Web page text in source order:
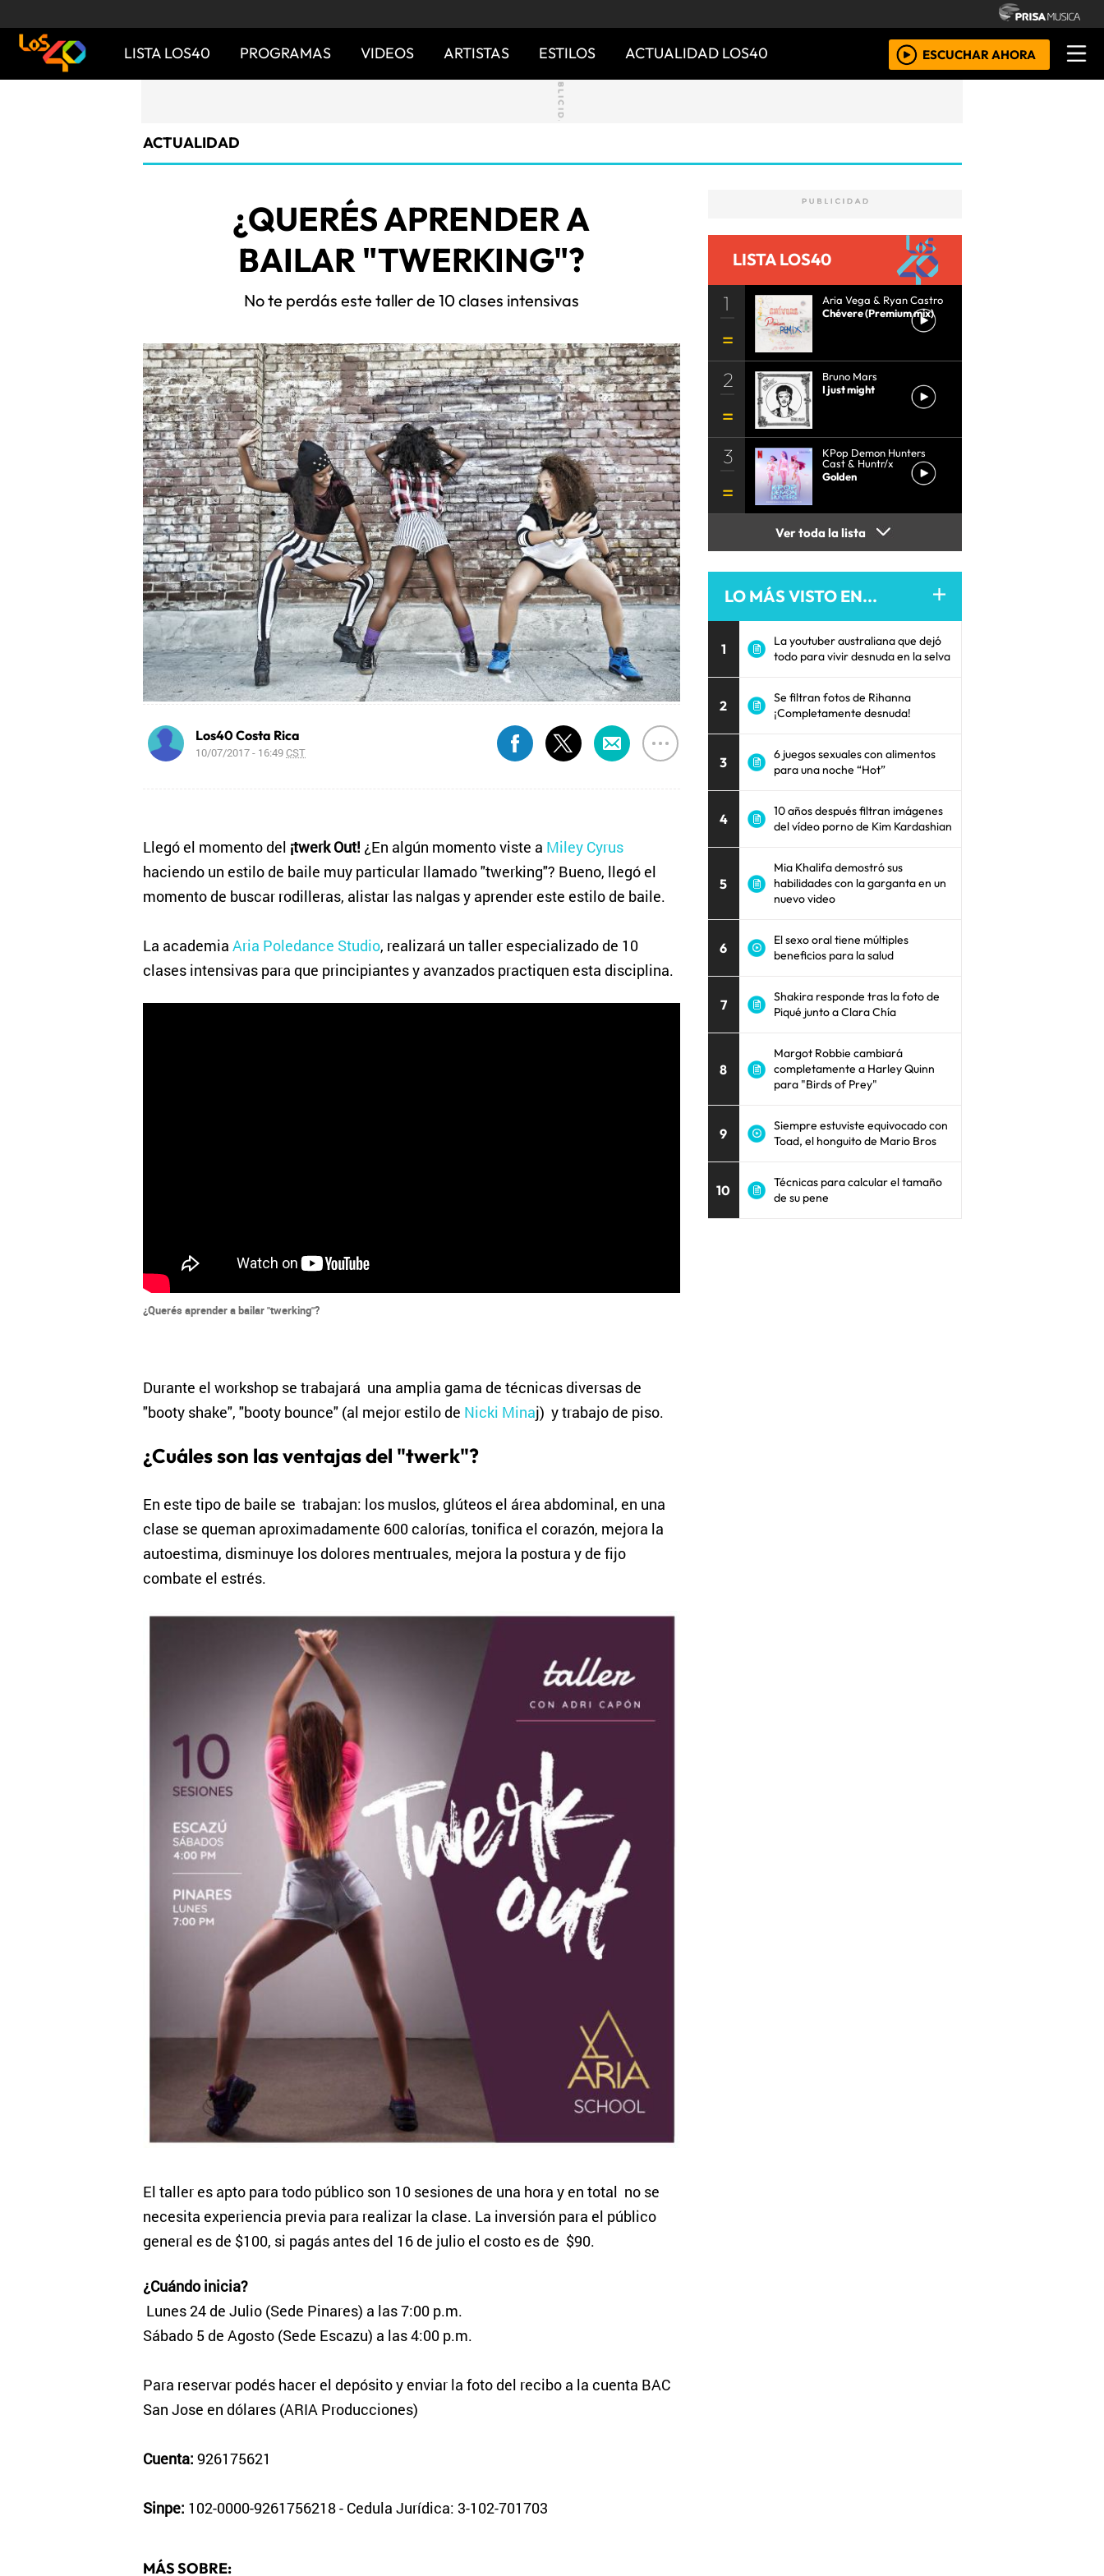
LISTA LOS40 PROGRAMAS VIDEOS ARTISTAS ESTILOS ACTUALIDAD LOS40 ESCUCHAR AHORA
ACTUALIDAD
¿QUERÉS APRENDER A
BAILAR "TWERKING"?
No te perdás este taller de 10 clases intensivas
Los40 Costa Rica
10/07/2017 - 16:49CST
Llegó el momento del ¡twerk Out! ¿En algún momento viste a Miley Cyrus
haciendo un estilo de baile muy particular llamado "twerking"? Bueno, llegó el
momento de buscar rodilleras, alistar las nalgas y aprender este estilo de baile.
La academia Aria Poledance Studio, realizará un taller especializado de 10
clases intensivas para que principiantes y avanzados practiquen esta disciplina.
¿Querés aprender a bailar "twerking"?
Durante el workshop se trabajará una amplia gama de técnicas diversas de
"booty shake", "booty bounce" (al mejor estilo de Nicki Minaj) y trabajo de piso.
¿Cuáles son las ventajas del "twerk"?
En este tipo de baile se trabajan: los muslos, glúteos el área abdominal, en una
clase se queman aproximadamente 600 calorías, tonifica el corazón, mejora la
autoestima, disminuye los dolores mentruales, mejora la postura y de fijo
combate el estrés.
El taller es apto para todo público son 10 sesiones de una hora y en total no se
necesita experiencia previa para realizar la clase. La inversión para el público
general es de $100, si pagás antes del 16 de julio el costo es de $90.
¿Cuándo inicia?
Lunes 24 de Julio (Sede Pinares) a las 7:00 p.m.
Sábado 5 de Agosto (Sede Escazu) a las 4:00 p.m.
Para reservar podés hacer el depósito y enviar la foto del recibo a la cuenta BAC
San Jose en dólares (ARIA Producciones)
Cuenta: 926175621
Sinpe: 102-0000-9261756218 - Cedula Jurídica: 3-102-701703
MÁS SOBRE:
LISTA LOS40
1
Aria Vega & Ryan Castro
Chévere (Premium mix)
2
Bruno Mars
I just might
3
KPop Demon Hunters
Cast & Huntr/x
Golden
Ver toda la lista
LO MÁS VISTO EN...
1
La youtuber australiana que dejó
todo para vivir desnuda en la selva
2
Se filtran fotos de Rihanna
¡Completamente desnuda!
3
6 juegos sexuales con alimentos
para una noche “Hot”
4
10 años después filtran imágenes
del vídeo porno de Kim Kardashian
5
Mia Khalifa demostró sus
habilidades con la garganta en un
nuevo video
6
El sexo oral tiene múltiples
beneficios para la salud
7
Shakira responde tras la foto de
Piqué junto a Clara Chía
8
Margot Robbie cambiará
completamente a Harley Quinn
para "Birds of Prey"
9
Siempre estuviste equivocado con
Toad, el honguito de Mario Bros
10
Técnicas para calcular el tamaño
de su pene